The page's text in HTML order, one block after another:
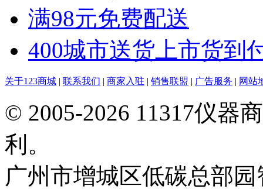
满98元免费配送
400城市送货上市货到
关于123商城 | 联系我们 | 商家入驻 | 销售联盟 | 广告服务 | 网站
© 2005-2026 11317仪器
利。
广州市增城区低碳总部